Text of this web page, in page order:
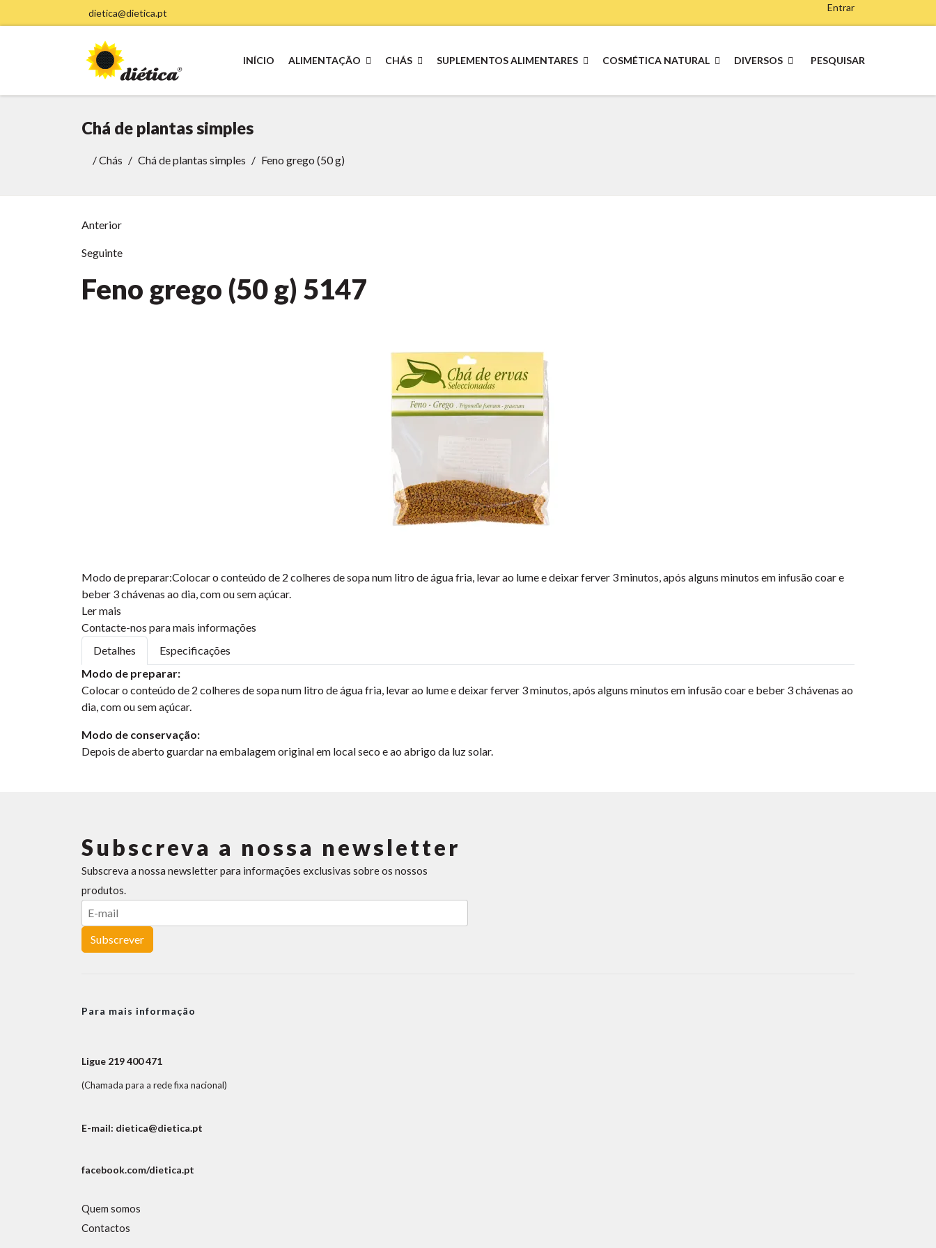
dietica@dietica.pt Entrar
INÍCIO ALIMENTAÇÃO CHÁS SUPLEMENTOS ALIMENTARES COSMÉTICA NATURAL DIVERSOS PESQUISAR
Chá de plantas simples
/Chás Chá de plantas simples Feno grego (50 g)
Anterior
Seguinte
Feno grego (50 g) 5147
Modo de preparar:Colocar o conteúdo de 2 colheres de sopa num litro de água fria, levar ao lume e deixar ferver 3 minutos, após alguns minutos em infusão coar e
beber 3 chávenas ao dia, com ou sem açúcar.
Ler mais
Contacte-nos para mais informações
Detalhes
Especificações
Modo de preparar:
Colocar o conteúdo de 2 colheres de sopa num litro de água fria, levar ao lume e deixar ferver 3 minutos, após alguns minutos em infusão coar e beber 3 chávenas ao
dia, com ou sem açúcar.
Modo de conservação:
Depois de aberto guardar na embalagem original em local seco e ao abrigo da luz solar.
Subscreva a nossa newsletter
Subscreva a nossa newsletter para informações exclusivas sobre os nossos
produtos.
Subscrever
Para mais informação
Ligue 219 400 471
(Chamada para a rede fixa nacional)
E-mail: dietica@dietica.pt
facebook.com/dietica.pt
Quem somos
Contactos